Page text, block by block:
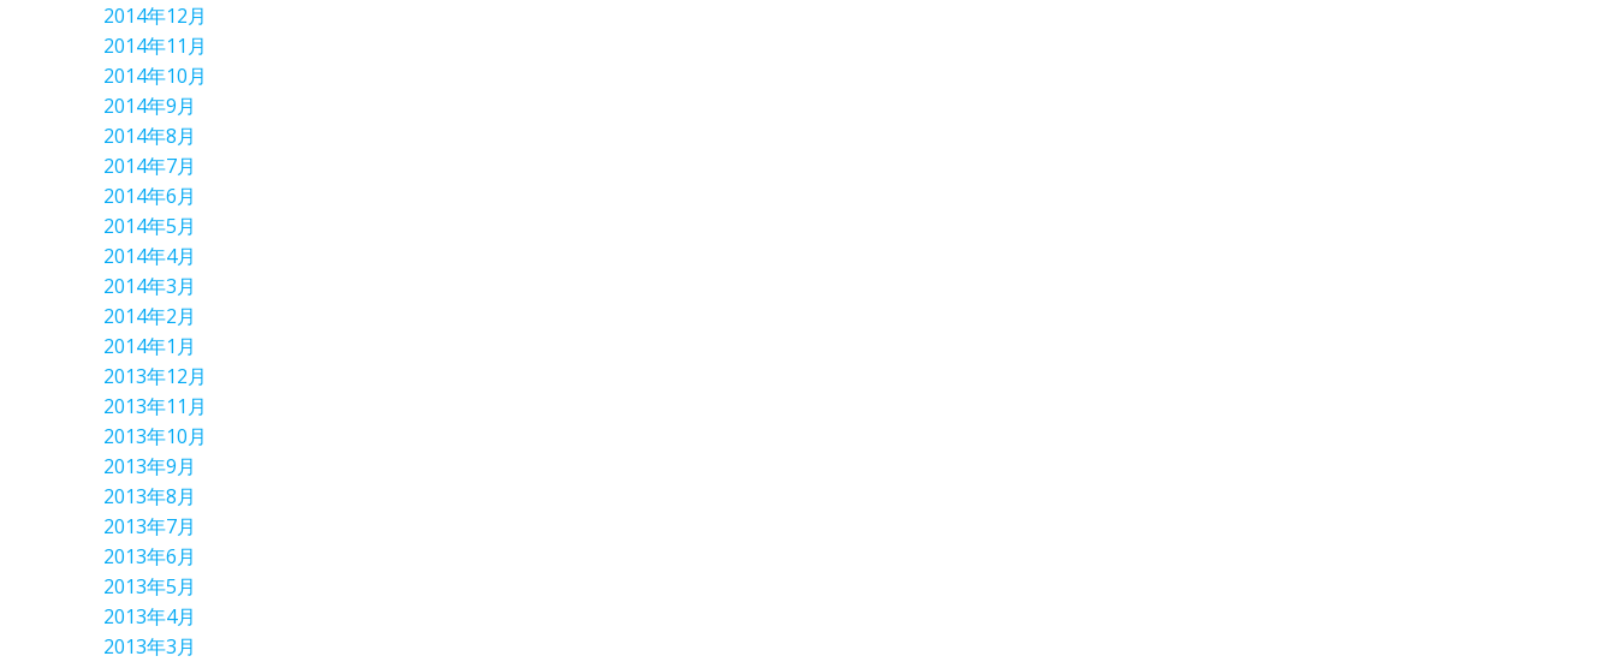
2014年12月
2014年11月
2014年10月
2014年9月
2014年8月
2014年7月
2014年6月
2014年5月
2014年4月
2014年3月
2014年2月
2014年1月
2013年12月
2013年11月
2013年10月
2013年9月
2013年8月
2013年7月
2013年6月
2013年5月
2013年4月
2013年3月